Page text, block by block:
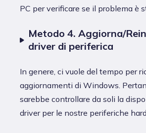
PC per verificare se il problema è
Metodo 4. Aggiorna/
driver di periferica
In genere, ci vuole del tempo per
aggiornamenti di Windows.
sarebbe controllare da soli la
driver per le nostre periferiche